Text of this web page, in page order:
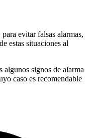
evitar falsas alarmas,
estas situaciones al
algunos signos de alarma
caso es recomendable